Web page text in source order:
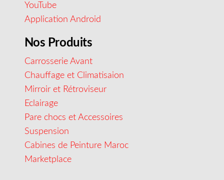
YouTube
Application Android
Nos Produits
Carrosserie Avant
Chauffage et Climatisaion
Mirroir et Rétroviseur
Eclairage
Pare chocs et Accessoires
Suspension
Cabines de Peinture Maroc
Marketplace